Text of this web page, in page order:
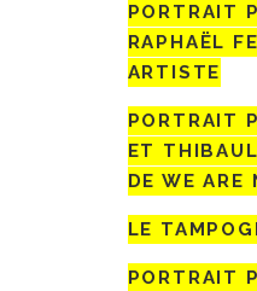
PORTRAIT
RAPHAËL
ARTISTE
PORTRAIT
ET
DE WE ARE
LE
PORTRAIT